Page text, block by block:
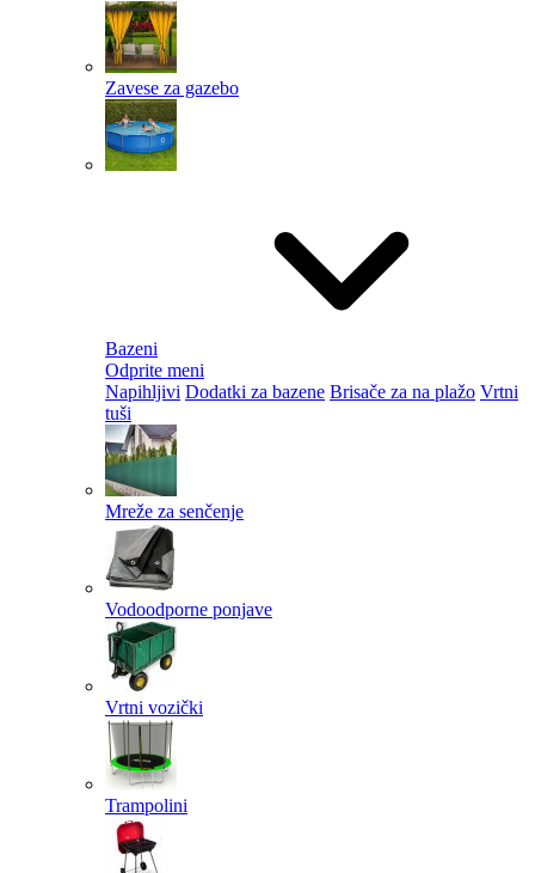
Zavese za gazebo
Bazeni
Odprite meni
Napihljivi Dodatki za bazene Brisače za na plažo Vrtni
tuši
Mreže za senčenje
Vodoodporne ponjave
Vrtni vozički
Trampolini